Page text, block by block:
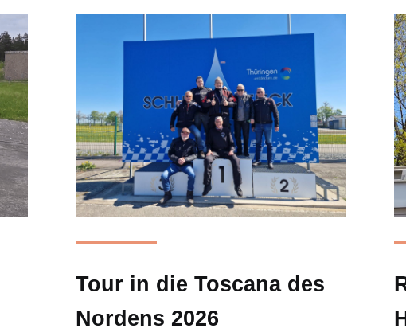
Tour in die Toscana des
Nordens 2026